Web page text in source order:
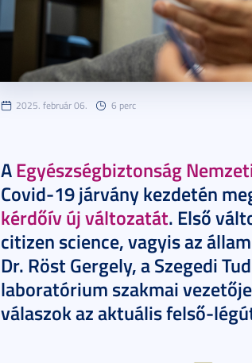
2025. február 06. 6 perc
AEgyészségbiztonság
Covid-19 járvány kezdetén
kérdőív új változatát. Első
citizen science, vagyis az
Dr. Röst Gergely, a Szegedi
laboratórium szakmai
válaszok az aktuális felső-